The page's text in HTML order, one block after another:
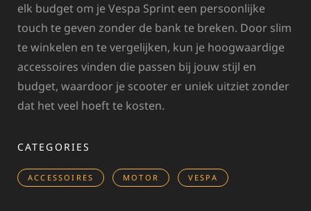
elk budget om je Vespa Sprint een persoonlijke
touch te geven zonder de bank te breken. Door slim
te winkelen en te vergelijken, kun je hoogwaardige
accessoires vinden die passen bij jouw stijl en
budget, waardoor je scooter er uniek uitziet zonder
dat het veel hoeft te kosten.
CATEGORIES
ACCESSOIRES MOTOR VESPA